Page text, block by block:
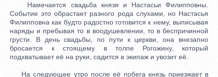
Намечается свадьба князя и Настасьи Филипповны.
Событие это обрастает разного рода слухами, но Настасья
Филипповна как будто радостно готовится к нему, выписывая
наряды и пребывая то в воодушевлении, то в беспричинной
грусти. В день свадьбы, по пути к церкви, она внезапно
бросается к стоящему в толпе Рогожину, который
подхватывает её на руки, садится в экипаж и увозит её.
На следующее утро после её побега князь приезжает в